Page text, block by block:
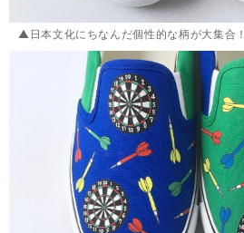
▲日本文化にちなんだ個性的な柄が大集合！